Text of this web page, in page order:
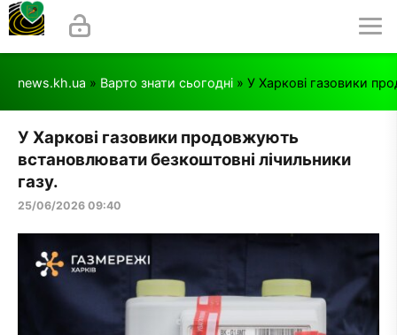
news.kh.ua » Варто знати сьогодні » У Харкові газовики
У Харкові газовики продовжують
встановлювати безкоштовні лічильники
газу.
25/06/2026 09:40